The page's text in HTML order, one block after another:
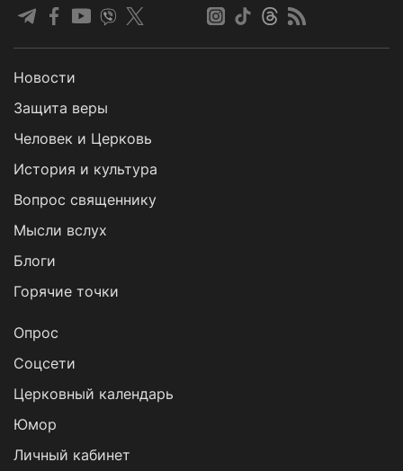
Новости
Защита веры
Человек и Церковь
История и культура
Вопрос священнику
Мысли вслух
Блоги
Горячие точки
Опрос
Cоцсети
Церковный календарь
Юмор
Личный кабинет